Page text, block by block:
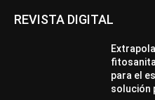
REVISTA DIGITAL
para el
solución